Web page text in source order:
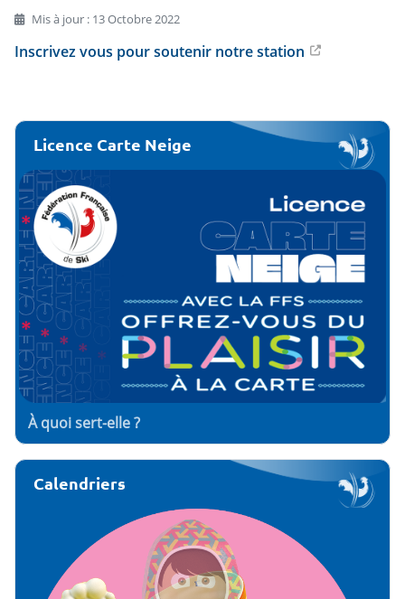
Mis à jour : 13 Octobre 2022
Inscrivez vous pour soutenir notre station
Licence Carte Neige
À quoi sert-elle ?
Calendriers